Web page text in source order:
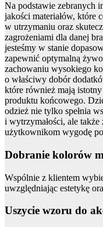
Na podstawie zebranych
jakości materiałów, które
w utrzymaniu oraz
zagrożeniami dla danej
jesteśmy w stanie
zapewnić optymalną
zachowaniu wysokiego
o właściwy dobór
które również mają
produktu końcowego.
odzież nie tylko spełnia
i wytrzymałości, ale
użytkownikom wygodę
Dobranie kolorów
Wspólnie z klientem
uwzględniając estetykę
Uszycie wzoru do